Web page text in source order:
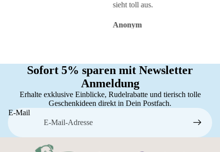
sieht toll aus.
Anonym
Sofort 5% sparen mit Newsletter
Anmeldung
Erhalte exklusive Einblicke, Rudelrabatte und tierisch tolle
Geschenkideen direkt in Dein Postfach.
E-Mail